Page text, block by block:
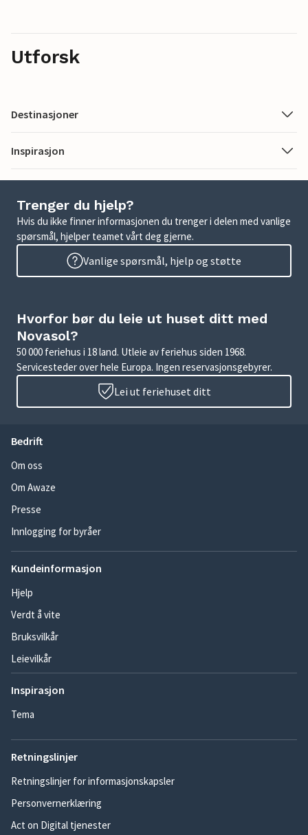
Utforsk
Destinasjoner
Inspirasjon
Trenger du hjelp?
Hvis du ikke finner informasjonen du trenger i delen med vanlige
spørsmål, hjelper teamet vårt deg gjerne.
Vanlige spørsmål, hjelp og støtte
Hvorfor bør du leie ut huset ditt med
Novasol?
50 000 feriehus i 18 land. Utleie av feriehus siden 1968.
Servicesteder over hele Europa. Ingen reservasjonsgebyrer.
Lei ut feriehuset ditt
Bedrift
Om oss
Om Awaze
Presse
Innlogging for byråer
Kundeinformasjon
Hjelp
Verdt å vite
Bruksvilkår
Leievilkår
Inspirasjon
Tema
Retningslinjer
Retningslinjer for informasjonskapsler
Personvernerklæring
Act on Digital tjenester